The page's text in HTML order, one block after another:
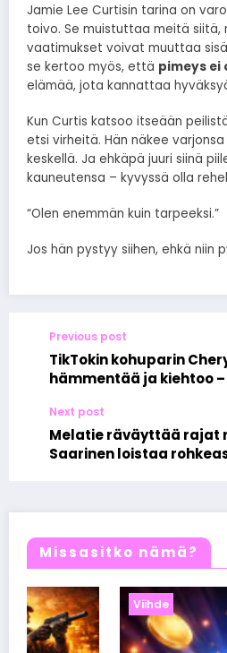
Jamie Lee Curtisin tarina on
toivo. Se muistuttaa meitä siitä,
vaatimukset voivat muuttaa
se kertoo myös, että pimeys ei
elämää, jota kannattaa
Kun Curtis katsoo itseään
etsi virheitä. Hän näkee
keskellä. Ja ehkäpä juuri siinä
kauneutensa – kyvyssä olla
“Olen enemmän kuin tarpeeksi.”
Jos hän pystyy siihen, ehkä niin
Previous post
TikTokin kohuparin
hämmentää ja kiehtoo
Next post
Melatie räväyttää rajat
Saarinen loistaa
Missasitko nämä?
Viihde